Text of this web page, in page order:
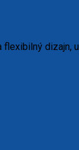
dizajn,